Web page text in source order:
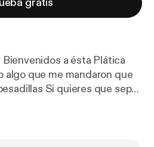
Bienvenidos a ésta Plática
algo que me mandaron que
que sepa
la 🤫 13" y cuándo